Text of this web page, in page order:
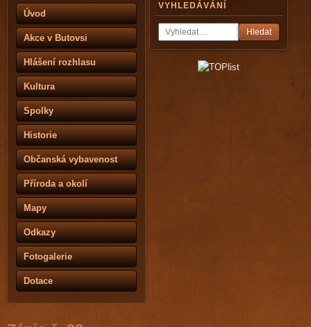
Úvod
Akce v Butovsi
Hlášení rozhlasu
Kultura
Spolky
Historie
Občanská vybavenost
Příroda a okolí
Mapy
Odkazy
Fotogalerie
Dotace
VYHLEDÁVÁNÍ
Hledat